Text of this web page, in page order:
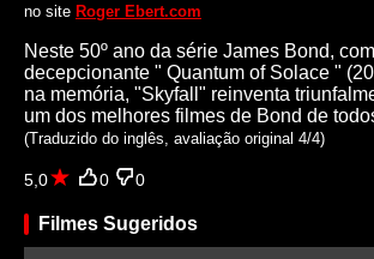
no site Roger Ebert.com
Neste 50º ano da série James Bond,
decepcionante " Quantum of Solace "
na memória, "Skyfall" reinventa
um dos melhores filmes de Bond de
(Traduzido do inglês, avaliação original 4/4)
5,0 0 0
Filmes Sugeridos